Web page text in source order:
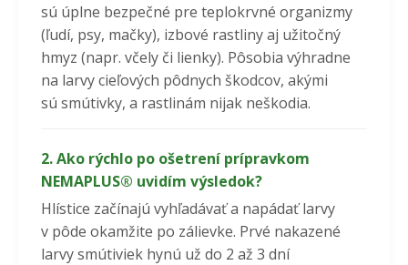
sú úplne bezpečné pre teplokrvné organizmy
(ľudí, psy, mačky), izbové rastliny aj užitočný
hmyz (napr. včely či lienky). Pôsobia výhradne
na larvy cieľových pôdnych škodcov, akými
sú smútivky, a rastlinám nijak neškodia.
2. Ako rýchlo po ošetrení prípravkom
NEMAPLUS® uvidím výsledok?
Hlístice začínajú vyhľadávať a napádať larvy
v pôde okamžite po zálievke. Prvé nakazené
larvy smútiviek hynú už do 2 až 3 dní